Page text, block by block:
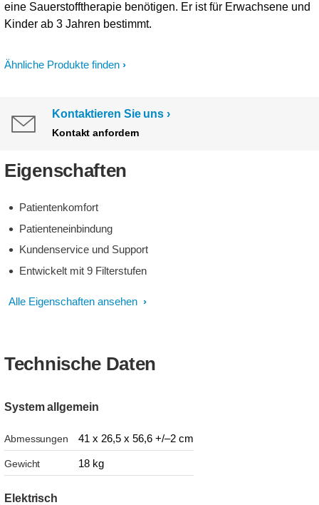
Ähnliche Produkte finden
eine Sauerstofftherapie benötigen. Er ist für Erwachsene und
Kinder ab 3 Jahren bestimmt.
Kontaktieren Sie uns
Kontakt anfordern
Eigenschaften
Patientenkomfort
Patienteneinbindung
Kundenservice und Support
Entwickelt mit 9 Filterstufen
Alle Eigenschaften ansehen
Technische Daten
System allgemein
Abmessungen 41 x 26,5 x 56,6 +/–2 cm
Gewicht 18 kg
Elektrisch